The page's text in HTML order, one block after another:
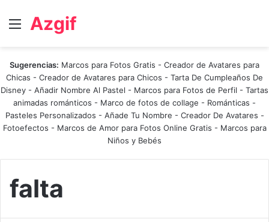
Menú
Azgif
Sugerencias: Marcos para Fotos Gratis - Creador de Avatares para
Chicas - Creador de Avatares para Chicos - Tarta De Cumpleaños De
Disney - Añadir Nombre Al Pastel - Marcos para Fotos de Perfil - Tartas
animadas románticos - Marco de fotos de collage - Románticas -
Pasteles Personalizados - Añade Tu Nombre - Creador De Avatares -
Fotoefectos - Marcos de Amor para Fotos Online Gratis - Marcos para
Niños y Bebés
falta